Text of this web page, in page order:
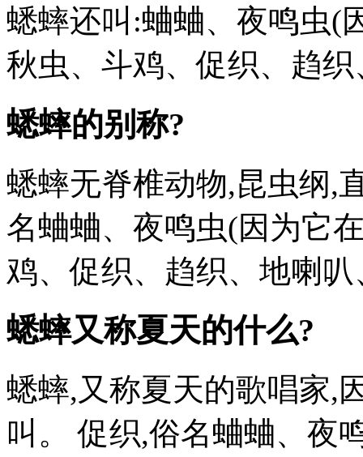
蟋蟀还叫:蛐蛐、夜鸣虫(
秋虫、斗鸡、促织、趋
蟋蟀的别称?
蟋蟀无脊椎动物,昆虫纲,
名蛐蛐、夜鸣虫(因为它
鸡、促织、趋织、地喇
蟋蟀又称夏天的什么?
蟋蟀,又称夏天的歌唱家,
叫。 促织,俗名蛐蛐、夜